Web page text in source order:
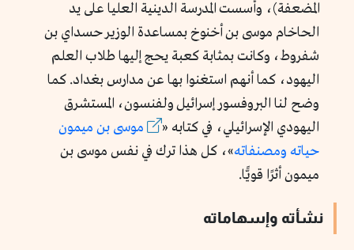
المضعفة)، وأُسست المدرسة الدينية العليا على يد
الحاخام موسى بن أخنوخ بمساعدة الوزير حسداي بن
شفروط، وكانت بمثابة كعبة يحج إليها طلاب العلم
اليهود، كما أنهم استغنوا بها عن مدارس بغداد. كما
وضح لنا البروفسور إسرائيل ولفنسون، المستشرق
اليهودي الإسرائيلي، في كتابه «
موسى بن ميمون
حياته ومصنفاته»، كل هذا ترك في نفس موسى بن
ميمون أثرًا قويًّا.
نشأته وإسهاماته